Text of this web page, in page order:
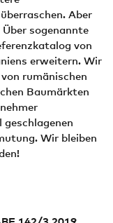
Aber
sogenannte
von
erweitern. Wir
rumänischen
Baumärkten
geschlagenen
Wir bleiben